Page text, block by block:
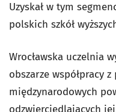
Uzyskał w tym
polskich szkół
Wrocławska uczelnia
obszarze współpracy
międzynarodowych
odzwierciedlających